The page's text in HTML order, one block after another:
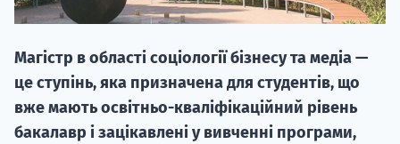
Магістр в області соціології бізнесу та медіа —
це ступінь, яка призначена для студентів, що
вже мають освітньо-кваліфікаційний рівень
бакалавр і зацікавлені у вивченні програми,
"Навчання
НАБІР